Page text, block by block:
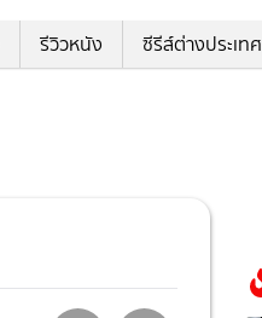
รีวิวหนัง ซีรีส์ต่างประเทศ